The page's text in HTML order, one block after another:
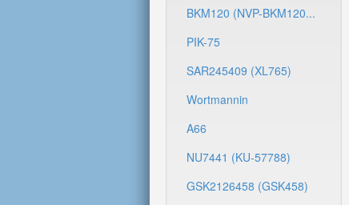
BKM120 (NVP-BKM120...
PIK-75
SAR245409 (XL765)
Wortmannin
A66
NU7441 (KU-57788)
GSK2126458 (GSK458)